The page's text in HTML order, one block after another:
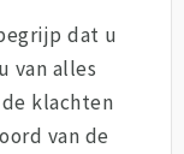
dat u
van alles
klachten
van de